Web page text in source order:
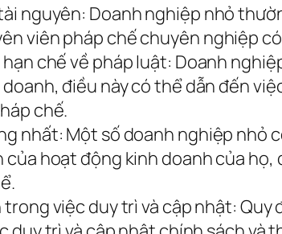
nguyên: Doanh nghiệp nhỏ
viên pháp chế chuyên nghiệp
chế về pháp luật: Doanh
điều này có thể dẫn đến
chế.
nhất: Một số doanh nghiệp nhỏ
của hoạt động kinh doanh của
trong việc duy trì và cập nhật: